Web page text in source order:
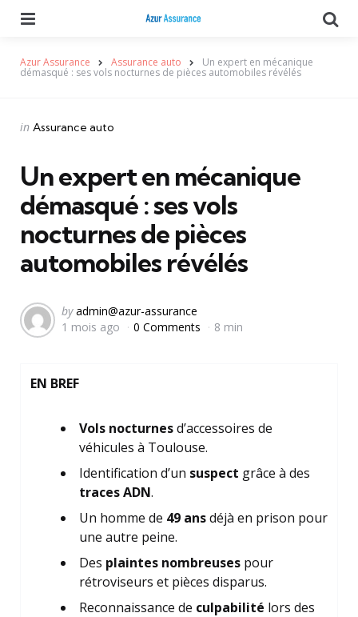
Azur Assurance Assurance auto Un expert en mécanique
démasqué : ses vols nocturnes de pièces automobiles révélés
Categories
Posted
in Assurance auto
Un expert en mécanique
démasqué : ses vols
nocturnes de pièces
automobiles révélés
Posted
by
by admin@azur-assurance
1 mois ago
0 Comments 8 min
EN BREF
Vols nocturnesd’accessoires de
véhicules à Toulouse.
Identification d’un suspect grâce à des
traces ADN.
Un homme de 49 ansdéjà en prison pour
une autre peine.
Des plaintes nombreuses pour
rétroviseurs et pièces disparus.
Reconnaissance de culpabilité lors des